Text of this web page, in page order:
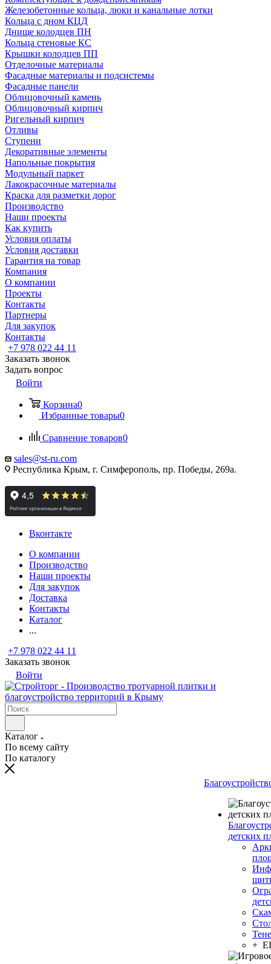
Железобетонные кольца, люки и канальные лотки
Кольца с дном КЦД
Днище колодцев ПН
Кольца стеновые КС
Крышки колодцев ПП
Отделочные материалы
Фасадные материалы и подсистемы
Фасадные панели
Облицовочный камень
Облицовочный кирпич
Ригельный кирпич
Отливы
Ступени
Декоративные элементы
Напольные покрытия
Модульный паркет
Лакокрасочные материалы
Краска для разметки дорог
Производство
Наши проекты
Как купить
Условия оплаты
Условия доставки
Гарантия на товар
Компания
О компании
Проекты
Контакты
Партнеры
Для закупок
Контакты
+7 978 022 44 11
Заказать звонок
Задать вопрос
Войти
Корзина0
Избранные товары0
Сравнение товаров0
sales@st-ru.com
Республика Крым, г. Симферополь, пр. Победы, 269а.
Вконтакте
О компании
Производство
Наши проекты
Для закупок
Доставка
Контакты
Каталог
...
+7 978 022 44 11
Заказать звонок
Войти
Каталог
По всему сайту
По каталогу
детских
+